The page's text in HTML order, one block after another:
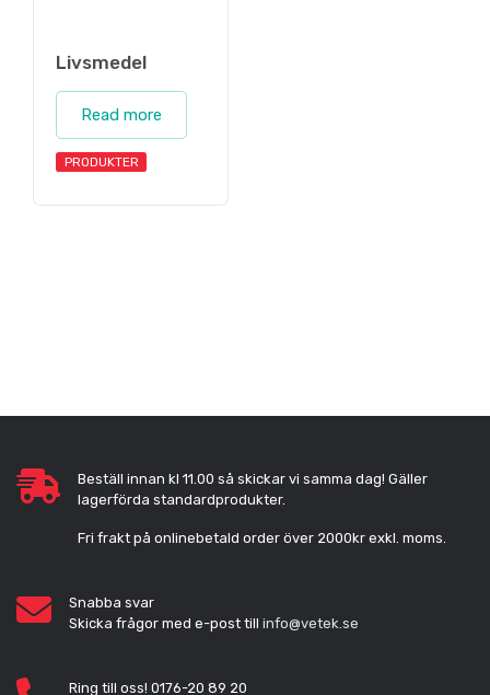
Livsmedel
Read more
PRODUKTER
Beställ innan kl 11.00 så skickar vi samma dag! Gäller
lagerförda standardprodukter.
Fri frakt på onlinebetald order över 2000kr exkl. moms.
Snabba svar
Skicka frågor med e-post till info@vetek.se
Ring till oss! 0176-20 89 20